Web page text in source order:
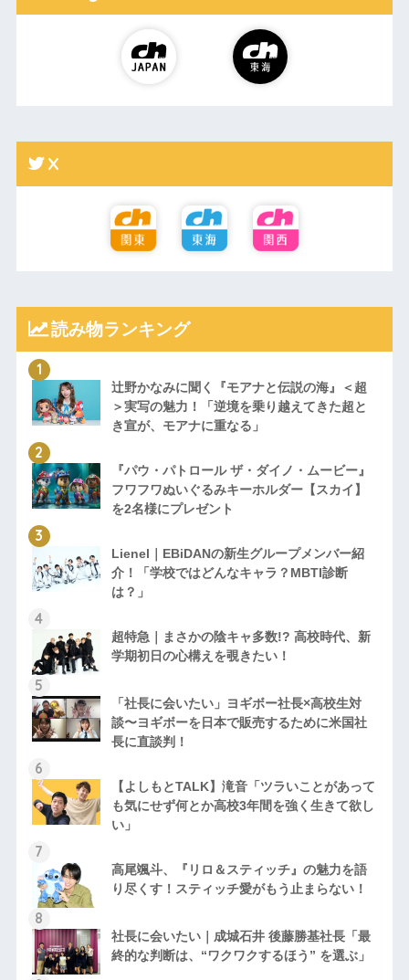
X
読み物ランキング
辻野かなみに聞く『モアナと伝説の海』＜超
＞実写の魅力！「逆境を乗り越えてきた超と
き宣が、モアナに重なる」
『パウ・パトロール ザ・ダイノ・ムービー』
フワフワぬいぐるみキーホルダー【スカイ】
を2名様にプレゼント
Lienel｜EBiDANの新生グループメンバー紹
介！「学校ではどんなキャラ？MBTI診断
は？」
超特急｜まさかの陰キャ多数!? 高校時代、新
学期初日の心構えを覗きたい！
「社長に会いたい」ヨギボー社長×高校生対
談〜ヨギボーを日本で販売するために米国社
長に直談判！
【よしもとTALK】滝音「ツラいことがあって
も気にせず何とか高校3年間を強く生きて欲し
い」
高尾颯斗、『リロ＆スティッチ』の魅力を語
り尽くす！スティッチ愛がもう止まらない！
社長に会いたい｜成城石井 後藤勝基社長「最
終的な判断は、“ワクワクするほう” を選ぶ」